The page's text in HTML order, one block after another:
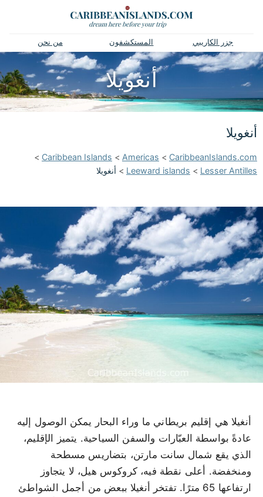
جزر الكاريبي المستكشفون من نحن
أنغويلا
أنغويلا
CaribbeanIslands.com
>
Americas
>
Caribbean Islands
>
Lesser Antilles
>
Leeward islands
> أنغويلا
أنغيلا هي إقليم بريطاني ما وراء البحار يمكن الوصول إليه
عادةً بواسطة العبّارات والسفن السياحية. يتميز الإقليم،
الذي يقع شمال سانت مارتن، بتضاريس مسطحة
ومنخفضة. أعلى نقطة فيه، كروكوس هيل، لا يتجاوز
ارتفاعها 65 مترًا. تفتخر أنغيلا ببعض من أجمل الشواطئ